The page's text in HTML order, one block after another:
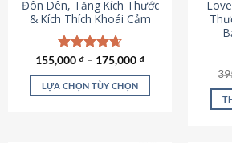
trên
trang
sản
phẩm
Đôn Dên, Tăng Kích Thước
& Kích Thích Khoái Cảm
Được xếp
hạng4.69
5 sao
155,000₫ – 175,000₫
LỰA CHỌN TÙY CHỌN